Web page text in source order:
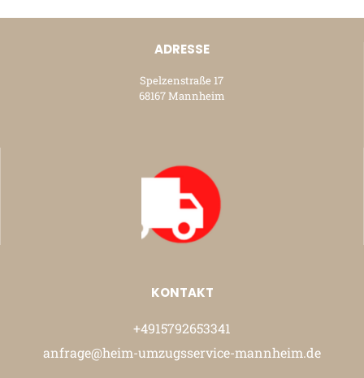
ADRESSE
Spelzenstraße 17
68167 Mannheim
KONTAKT
+4915792653341
anfrage@heim-umzugsservice-mannheim.de